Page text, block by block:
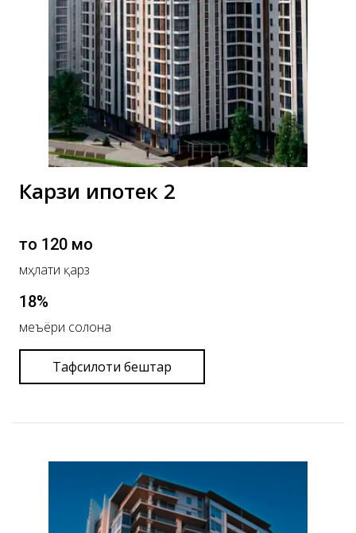
Карзи ипотекӣ 2
то 120 моҳ
мӯҳлати қарз
18%
меъёри солона
Тафсилоти бештар